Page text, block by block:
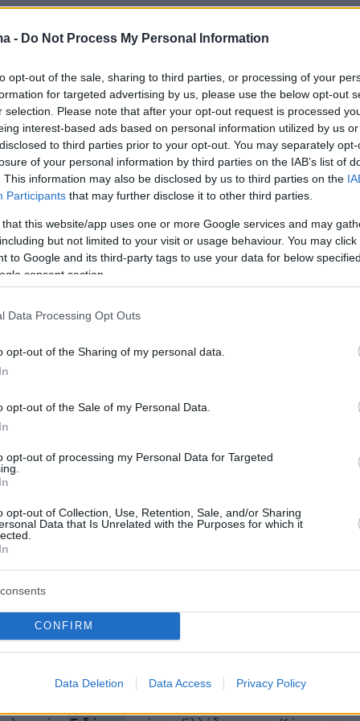
- Do Not Process My Personal Information
opt-out of the sale, sharing to third parties, or processing of your
for targeted advertising by us, please use the below opt-out
selection. Please note that after your opt-out request is processed
interest-based ads based on personal information utilized by us
to third parties prior to your opt-out. You may separately
of your personal information by third parties on the IAB’s list of
This information may also be disclosed by us to third parties on the
Participants that may further disclose it to other third parties.
that this website/app uses one or more Google services and may
but not limited to your visit or usage behaviour. You may
to Google and its third-party tags to use your data for below
consent section.
Data Processing Opt Outs
opt-out of the Sharing of my personal data.
opt-out of the Sale of my Personal Data.
opt-out of processing my Personal Data for Targeted
opt-out of Collection, Use, Retention, Sale, and/or Sharing
Data that Is Unrelated with the Purposes for which it
CONFIRM
Data Deletion Data Access Privacy Policy
δικό του σχόλιο για τα αποτελέσματα της
των επιτροπών, ο ηθοποιός τόνισε πως οι
απρόβλεπτες και χωρίς σαφή κατεύθυνση.
κατάλαβα ότι οι βαθμοί των επιτροπών
δεξιά κι αριστερά χωρίς να
στη βουλγαρική αποστολή, τον Δημήτρη
τη Βικτώρια Χαλκίτη.
και στην ελληνική ψυχή της βουλγάρικης
Ήταν υψηλό το επίπεδο φέτος. Ο Ακύλας
ζητάει συγγνώμη, εμείς πρέπει να του
ευχαριστώ»
NDPPHOTO